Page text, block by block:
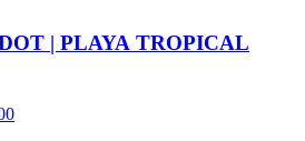
| PLAYA TROPICAL